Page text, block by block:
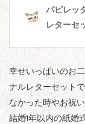
幸せいっぱいのお
ナルレターセット
なかった時やお祝
結婚1年以内の紙婚